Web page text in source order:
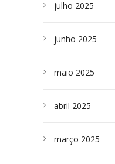
julho 2025
junho 2025
maio 2025
abril 2025
março 2025